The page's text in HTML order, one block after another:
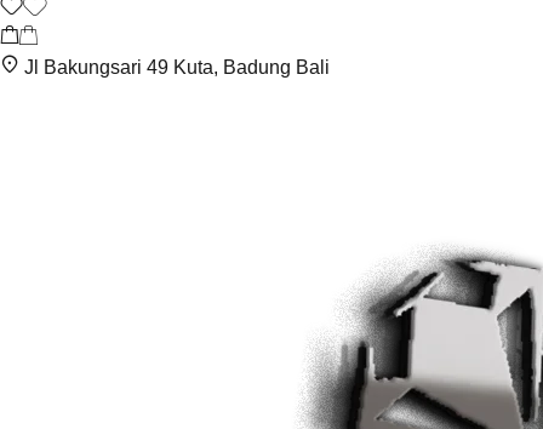
Jl Bakungsari 49 Kuta, Badung Bali